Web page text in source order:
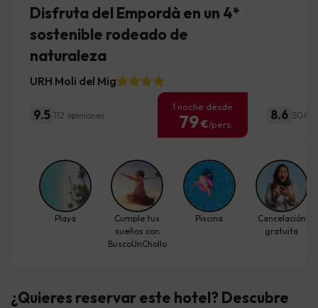
Disfruta del Empordà en un 4*
sostenible rodeado de
naturaleza
URH Moli del Mig
9.5 112 opiniones
1 noche desde
79€/pers.
8.6 504
Playa
Cumple tus
sueños con
BuscoUnChollo
Piscina
Cancelación
gratuita
¿Quieres reservar este hotel? Descubre